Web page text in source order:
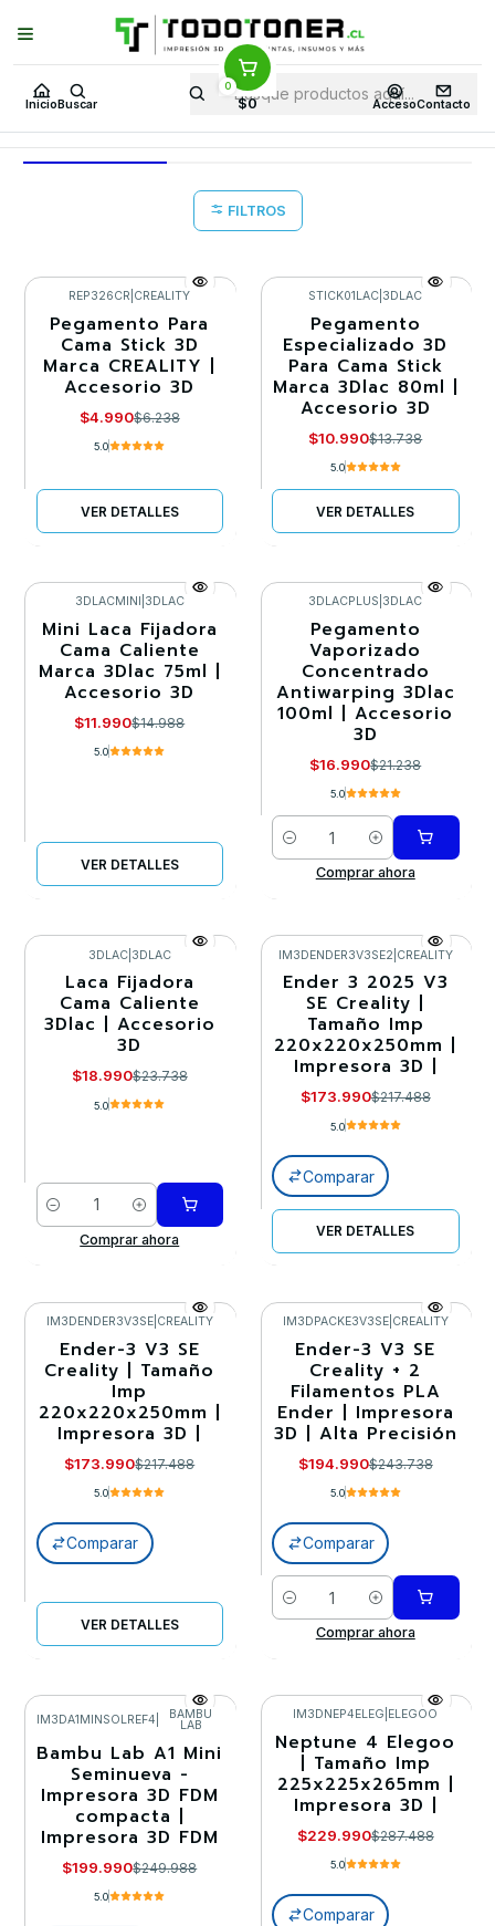
Inicio Buscar
0
$0 AccesoContacto
Puedes Elegir: Comprar enTienda· Despachoa Todo Chile · Retiro en
Tienda en24 Horas
Inicio Todo 3D Impresoras 3D DE FILAMENTO
DE FILAMENTO
FILTROS
-20%
Agotado
REP326CR CREALITY
Pegamento Para
Cama Stick 3D
Marca CREALITY |
Accesorio 3D
$4.990$6.238
5.0
VER DETALLES
-20%
Llega el 29/07/2026
STICK01LAC 3DLAC
Pegamento
Especializado 3D
Para Cama Stick
Marca 3Dlac 80ml |
Accesorio 3D
$10.990$13.738
5.0
VER DETALLES
-20%
Agotado
3DLACMINI 3DLAC
Mini Laca Fijadora
Cama Caliente
Marca 3Dlac 75ml |
Accesorio 3D
$11.990$14.988
5.0
VER DETALLES
-20%
3DLACPLUS 3DLAC
Pegamento
Vaporizado
Concentrado
Antiwarping 3Dlac
100ml | Accesorio
3D
$16.990$21.238
5.0
Cantidad
Comprar ahora
-20%
3DLAC| 3DLAC
Laca Fijadora
Cama Caliente
3Dlac | Accesorio
3D
$18.990$23.738
5.0
Cantidad
Comprar ahora
-20%
Agotado
IM3DENDER3V3SE2 CREALITY
Ender 3 2025 V3
SE Creality |
Tamaño Imp
220x220x250mm |
Impresora 3D |
$173.990$217.488
5.0
Comparar
VER DETALLES
-20%
IM3DENDER3V3SE| CREALITY
Ender-3 V3 SE
Creality | Tamaño
Imp
220x220x250mm |
Impresora 3D |
$173.990$217.488
5.0
Comparar
VER DETALLES
-20%
IM3DPACKE3V3SE| CREALITY
Ender-3 V3 SE
Creality + 2
Filamentos PLA
Ender | Impresora
3D | Alta Precisión
$194.990$243.738
5.0
Comparar
Cantidad
Comprar ahora
-20%
Agotado
IM3DA1MINSOLREF4 BAMBU
LAB
Bambu Lab A1 Mini
Seminueva -
Impresora 3D FDM
compacta |
Impresora 3D FDM
$199.990$249.988
5.0
-20%
Agotado
IM3DNEP4ELEG ELEGOO
Neptune 4 Elegoo
| Tamaño Imp
225x225x265mm |
Impresora 3D |
$229.990$287.488
5.0
Comparar